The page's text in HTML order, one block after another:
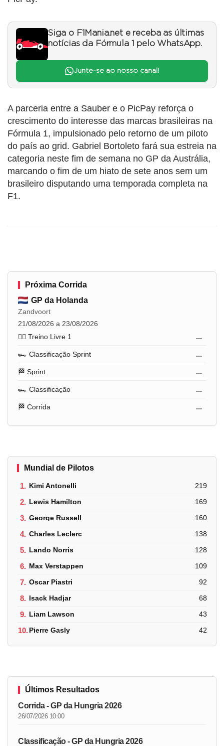
Siga o F1Mania.net e receba as últimas
notícias da Fórmula 1 pelo WhatsApp.
Junte-se ao nosso canal!
A parceria entre a Sauber e o PicPay reforça o
crescimento do interesse das marcas brasileiras na
Fórmula 1, impulsionado pelo retorno de um piloto
do país ao grid. Gabriel Bortoleto fará sua estreia na
categoria neste fim de semana no GP da Austrália,
marcando o fim de um hiato de sete anos sem um
brasileiro disputando uma temporada completa na
F1.
Próxima Corrida
GP da Holanda
Zandvoort
21/08/2026 a 23/08/2026
🏋️‍♂️ Treino Livre 1
...
🏎️ Classificação Sprint ...
🏁 Sprint ...
🏎️ Classificação ...
🏁 Corrida ...
Mundial de Pilotos
1. Kimi Antonelli 219
2. Lewis Hamilton 169
3. George Russell 160
4. Charles Leclerc 138
5. Lando Norris 128
6. Max Verstappen 109
7. Oscar Piastri 92
8. Isack Hadjar 68
9. Liam Lawson 43
10.Pierre Gasly 42
Últimos Resultados
Corrida - GP da Hungria 2026
26/07/2026 10:00
Classificação - GP da Hungria 2026